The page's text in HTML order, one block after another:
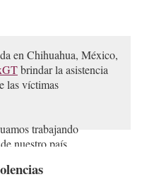
en Chihuahua, México,
brindar la asistencia
las víctimas
trabajando
nuestro país.